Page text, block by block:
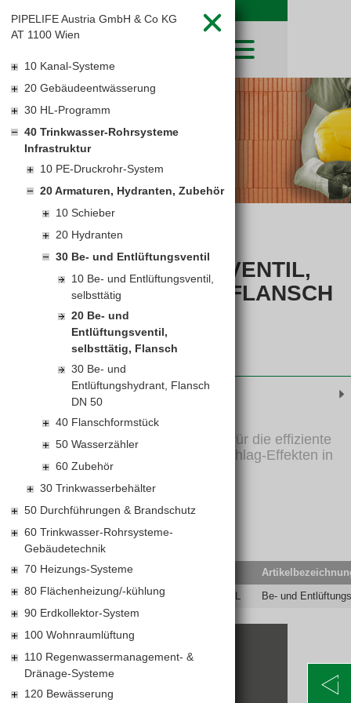
SHOP
LEIBWÄCHTER
MERKLISTE
WARENKORB
BAUSTOFFE
BAUSTOFFKATALOGE
NATURSTEIN
UNTERNEHMEN
FIRMENGESCHICHTE
STANDORTE
DOWNLOADS
LEITBILD
KARRIERE
KARRIERE UND WEITERBILDUNG
OFFENE STELLEN
PREISANPASSUNGEN
AGB'S
GEWERBEZONE
Baustoffkataloge
PIPELIFE Austria GmbH & Co KG
AT 1100 Wien
10 Kanal-Systeme
20 Gebäudeentwässerung
30 HL-Programm
40 Trinkwasser-Rohrsysteme
Infrastruktur
10 PE-Druckrohr-System
20 Armaturen, Hydranten, Zubehör
10 Schieber
20 Hydranten
30 Be- und Entlüftungsventil
10 Be- und Entlüftungsventil,
selbsttätig
20 Be- und
Entlüftungsventil,
selbsttätig, Flansch
30 Be- und
Entlüftungshydrant, Flansch
DN 50
40 Flanschformstück
50 Wasserzähler
60 Zubehör
30 Trinkwasserbehälter
50 Durchführungen & Brandschutz
60 Trinkwasser-Rohrsysteme-
Gebäudetechnik
70 Heizungs-Systeme
80 Flächenheizung/-kühlung
90 Erdkollektor-System
100 Wohnraumlüftung
110 Regenwassermanagement- &
Dränage-Systeme
120 Bewässerung
BE- UND
ENTLÜFTUNGSVENTIL,
SELBSTTÄTIG, FLANSCH
Produktinformationen
Be- und Entlüftungsventile für die effiziente
Reduzierung von Wasserschlag-Effekten in
Rohrleitungen
EAN-Code
9007878032226 HW-9874/50-FL Be- und
KONTAKT
Alte Poststraße 171